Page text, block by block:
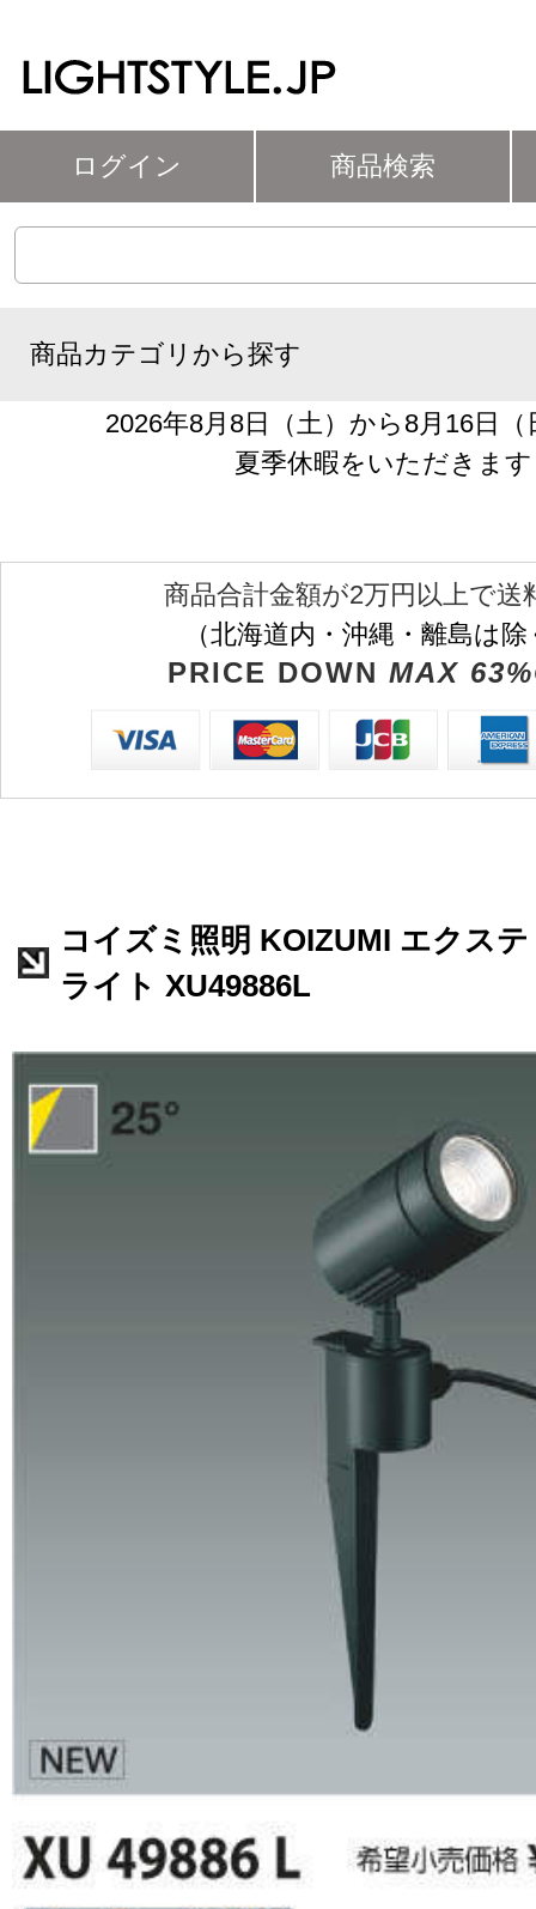
ログイン 商品検索
商品カテゴリから探す
2026年8月8日（土）から8月16日
夏季休暇をいただきます
商品合計金額が2万円以上で送
（北海道内・沖縄・離島は
PRICE DOWN MAX
コイズミ照明 KOIZUMI エクス
ライト XU49886L